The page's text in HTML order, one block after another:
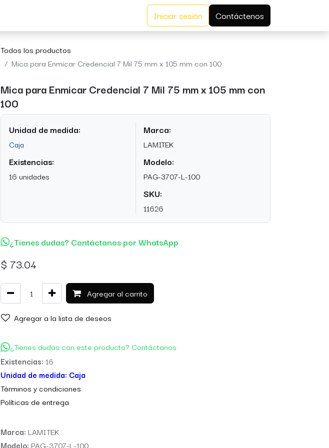
Iniciar sesión Contáctenos
Todos los productos
Mica para Enmicar Credencial 7 Mil 75 mm x 105 mm con 100
Mica para Enmicar Credencial 7 Mil 75 mm x 105 mm con
100
Unidad de medida:
Caja
Existencias:
16 unidades
Marca:
LAMITEK
Modelo:
PAG-3707-L-100
SKU:
11626
¿Tienes dudas? Contáctanos por WhatsApp
$ 73.04
Agregar al carrito
Agregar a la lista de deseos
¿Tienes dudas con este producto? Contáctanos
Existencias: 16
Unidad de medida: Caja
Términos y condiciones
Políticas de entrega
Marca: LAMITEK
Modelo: PAG-3707-L-100